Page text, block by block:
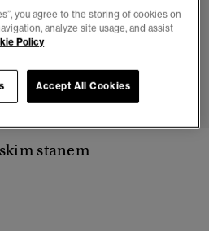
5 6 7
stanem
you agree to the storing of cookies on
analyze site usage, and assist
Policy
Accept All Cookies